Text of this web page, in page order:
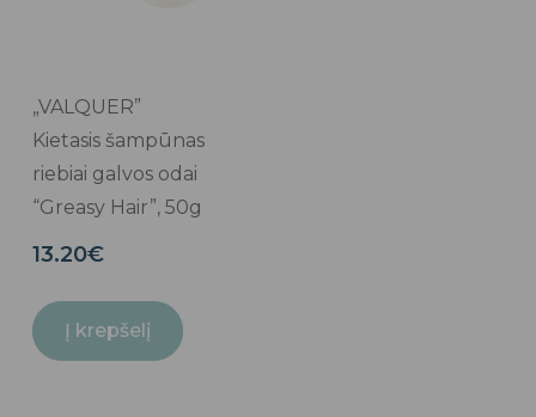
„VALQUER”
Kietasis šampūnas
riebiai galvos odai
“Greasy Hair”, 50g
13.20€
Į krepšelį